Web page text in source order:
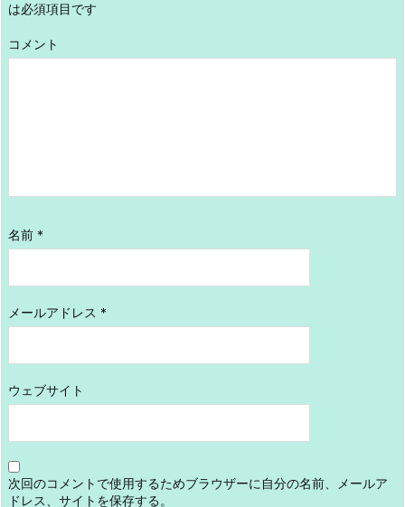
は必須項目です
コメント
名前 *
メールアドレス *
ウェブサイト
次回のコメントで使用するためブラウザーに自分の名前、メールア
ドレス、サイトを保存する。